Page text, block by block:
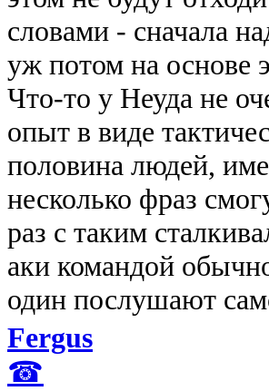
словами - сначала
уж потом на основе
Что-то у Неуда не
опыт в виде
половина людей,
несколько фраз
раз с таким
аки командой
один послушают
Fergus
☎